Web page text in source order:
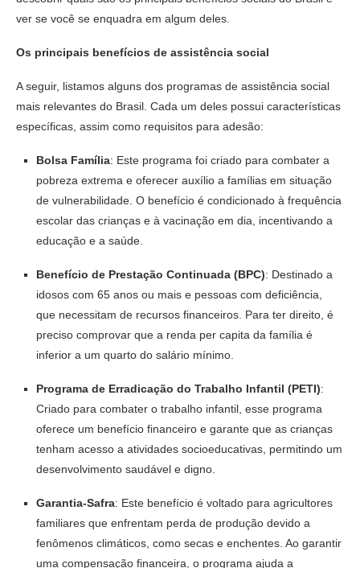
ver se você se enquadra em algum deles.
Os principais benefícios de assistência social
A seguir, listamos alguns dos programas de assistência social
mais relevantes do Brasil. Cada um deles possui características
específicas, assim como requisitos para adesão:
Bolsa Família: Este programa foi criado para combater a
pobreza extrema e oferecer auxílio a famílias em situação
de vulnerabilidade. O benefício é condicionado à frequência
escolar das crianças e à vacinação em dia, incentivando a
educação e a saúde.
Benefício de Prestação Continuada (BPC): Destinado a
idosos com 65 anos ou mais e pessoas com deficiência,
que necessitam de recursos financeiros. Para ter direito, é
preciso comprovar que a renda per capita da família é
inferior a um quarto do salário mínimo.
Programa de Erradicação do Trabalho Infantil (PETI):
Criado para combater o trabalho infantil, esse programa
oferece um benefício financeiro e garante que as crianças
tenham acesso a atividades socioeducativas, permitindo um
desenvolvimento saudável e digno.
Garantia-Safra: Este benefício é voltado para agricultores
familiares que enfrentam perda de produção devido a
fenômenos climáticos, como secas e enchentes. Ao garantir
uma compensação financeira, o programa ajuda a